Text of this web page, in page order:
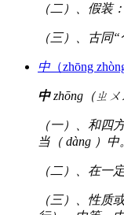
（二）、假装
（三）、古同“
中（zhōng
中zhōng（ㄓㄨ
（一）、和四
当（ dàng ）中
（二）、在一
（三）、性质